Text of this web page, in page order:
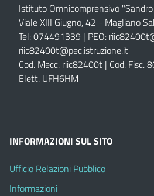
Istituto Omnicomprensivo
Viale XIII Giugno, 42 - Magliano
Tel: 074491339 | PEO:
riic82400t@pec.istruzione.it
Cod. Mecc. riic82400t | Cod. Fisc.
Elett. UFH6HM
INFORMAZIONI SUL SITO
Ufficio Relazioni Pubblico
Informazioni